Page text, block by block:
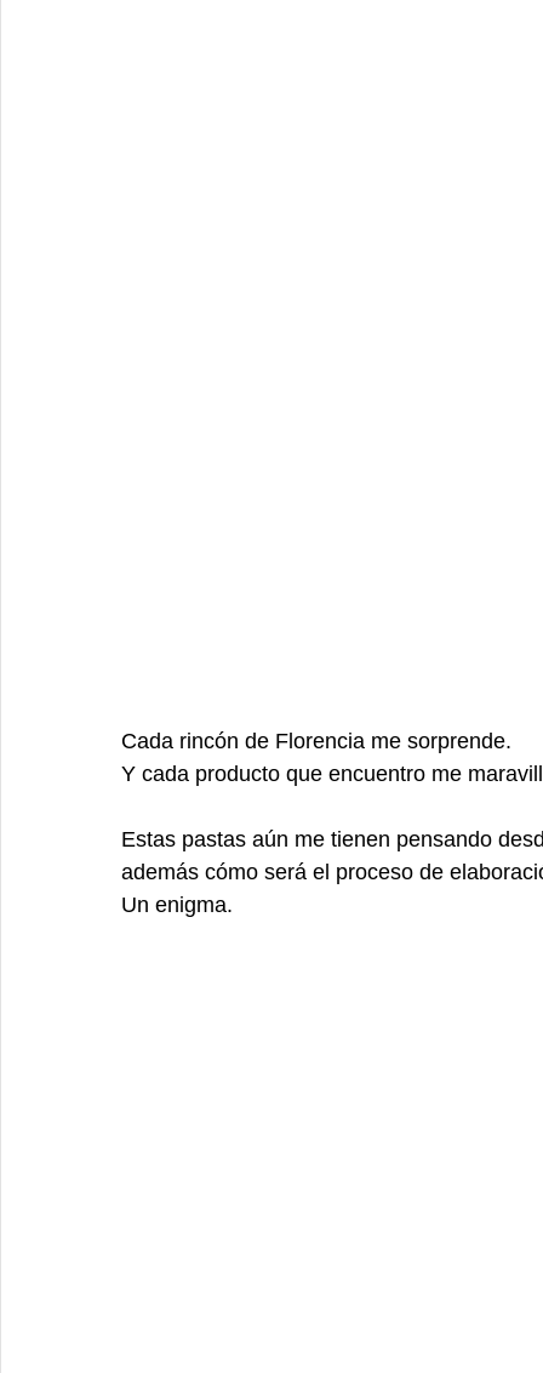
Cada rincón de Florencia me sorprende.
Y cada producto que encuentro me
Estas pastas aún me tienen pensando
además cómo será el proceso de
Un enigma.